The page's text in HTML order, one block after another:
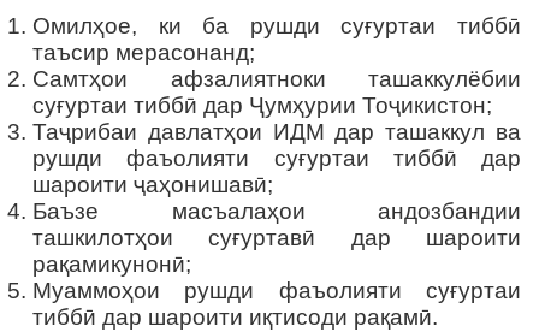
Омилҳое, ки ба рушди суғуртаи тиббӣ
таъсир мерасонанд;
Самтҳои афзалиятноки ташаккулёбии
суғуртаи тиббӣ дар Ҷумҳурии Тоҷикистон;
Таҷрибаи давлатҳои ИДМ дар ташаккул ва
рушди фаъолияти суғуртаи тиббӣ дар
шароити ҷаҳонишавӣ;
Баъзе масъалаҳои андозбандии
ташкилотҳои суғуртавӣ дар шароити
рақамикунонӣ;
Муаммоҳои рушди фаъолияти суғуртаи
тиббӣ дар шароити иқтисоди рақамӣ.